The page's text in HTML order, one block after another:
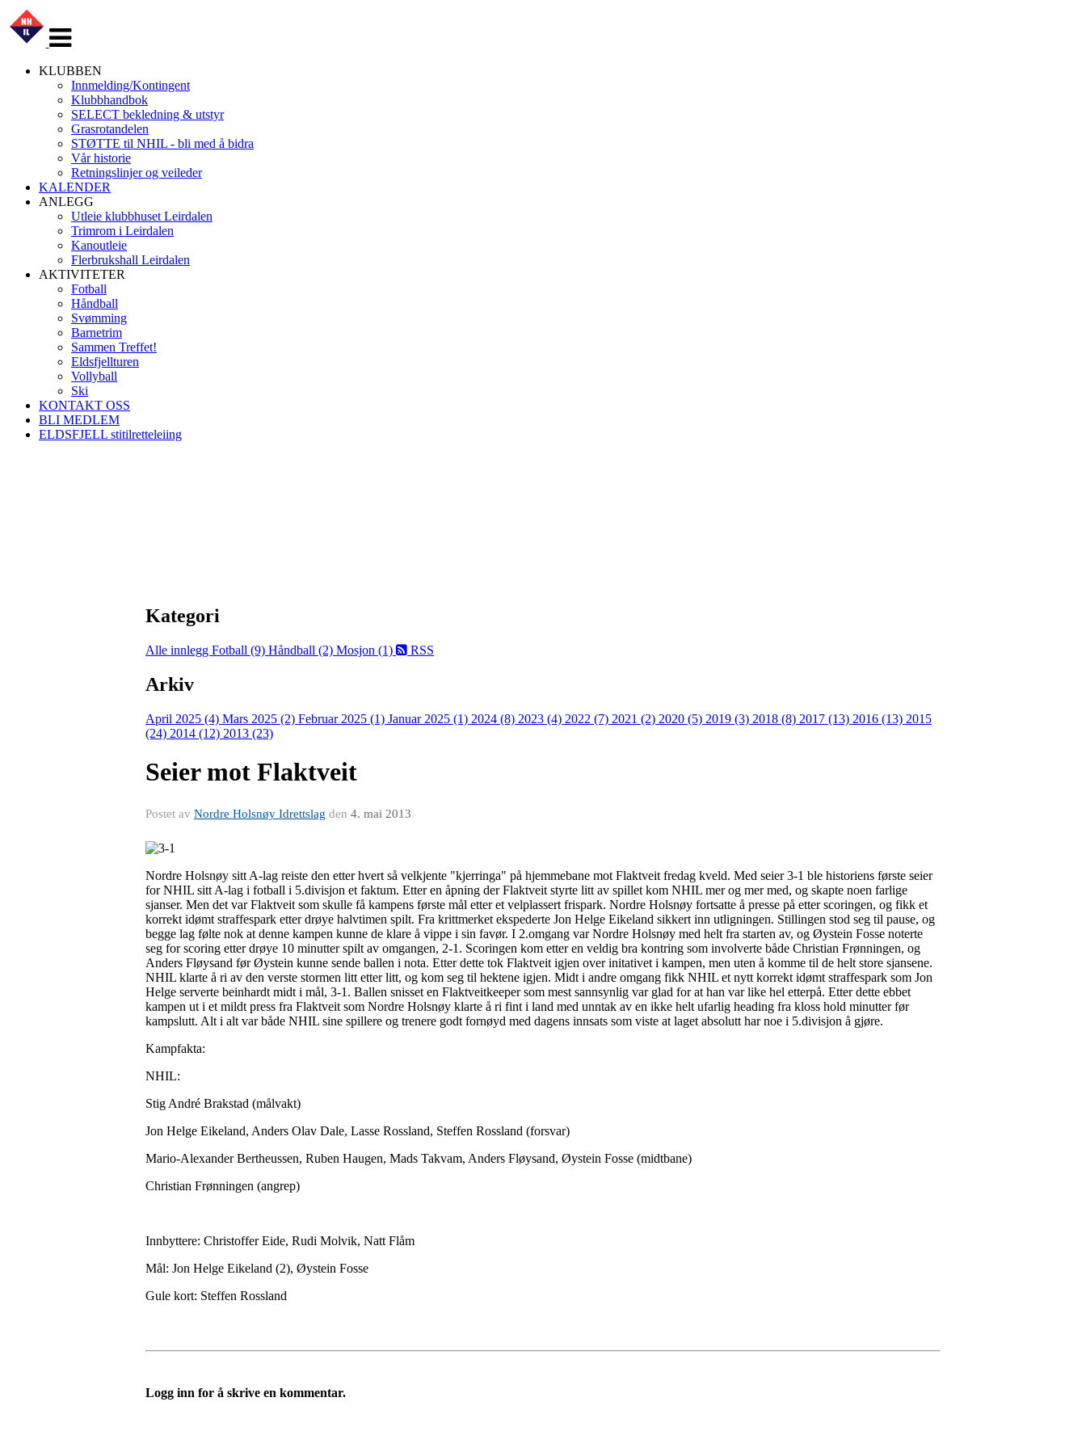
navigasjon
KLUBBEN
Innmelding/Kontingent
Klubbhandbok
SELECT bekledning & utstyr
Grasrotandelen
STØTTE til NHIL - bli med å bidra
Vår historie
Retningslinjer og veileder
KALENDER
ANLEGG
Utleie klubbhuset Leirdalen
Trimrom i Leirdalen
Kanoutleie
Flerbrukshall Leirdalen
AKTIVITETER
Fotball
Håndball
Svømming
Barnetrim
Sammen Treffet!
Eldsfjellturen
Vollyball
Ski
KONTAKT OSS
BLI MEDLEM
ELDSFJELL stitilretteleiing
Kategori
Alle innlegg Fotball (9) Håndball (2) Mosjon (1) RSS
Arkiv
April 2025 (4) Mars 2025 (2) Februar 2025 (1) Januar 2025 (1) 2024 (8) 2023 (4) 2022 (7) 2021 (2) 2020 (5) 2019 (3) 2018 (8) 2017 (13) 2016 (13) 2015
(24) 2014 (12) 2013 (23)
Seier mot Flaktveit
Postet av Nordre Holsnøy Idrettslag den 4. mai 2013
Nordre Holsnøy sitt A-lag reiste den etter hvert så velkjente "kjerringa" på hjemmebane mot Flaktveit fredag kveld. Med seier 3-1 ble historiens første seier
for NHIL sitt A-lag i fotball i 5.divisjon et faktum. Etter en åpning der Flaktveit styrte litt av spillet kom NHIL mer og mer med, og skapte noen farlige
sjanser. Men det var Flaktveit som skulle få kampens første mål etter et velplassert frispark. Nordre Holsnøy fortsatte å presse på etter scoringen, og fikk et
korrekt idømt straffespark etter drøye halvtimen spilt. Fra krittmerket ekspederte Jon Helge Eikeland sikkert inn utligningen. Stillingen stod seg til pause, og
begge lag følte nok at denne kampen kunne de klare å vippe i sin favør. I 2.omgang var Nordre Holsnøy med helt fra starten av, og Øystein Fosse noterte
seg for scoring etter drøye 10 minutter spilt av omgangen, 2-1. Scoringen kom etter en veldig bra kontring som involverte både Christian Frønningen, og
Anders Fløysand før Øystein kunne sende ballen i nota. Etter dette tok Flaktveit igjen over initativet i kampen, men uten å komme til de helt store sjansene.
NHIL klarte å ri av den verste stormen litt etter litt, og kom seg til hektene igjen. Midt i andre omgang fikk NHIL et nytt korrekt idømt straffespark som Jon
Helge serverte beinhardt midt i mål, 3-1. Ballen snisset en Flaktveitkeeper som mest sannsynlig var glad for at han var like hel etterpå. Etter dette ebbet
kampen ut i et mildt press fra Flaktveit som Nordre Holsnøy klarte å ri fint i land med unntak av en ikke helt ufarlig heading fra kloss hold minutter før
kampslutt. Alt i alt var både NHIL sine spillere og trenere godt fornøyd med dagens innsats som viste at laget absolutt har noe i 5.divisjon å gjøre.
Kampfakta:
NHIL:
Stig André Brakstad (målvakt)
Jon Helge Eikeland, Anders Olav Dale, Lasse Rossland, Steffen Rossland (forsvar)
Mario-Alexander Bertheussen, Ruben Haugen, Mads Takvam, Anders Fløysand, Øystein Fosse (midtbane)
Christian Frønningen (angrep)
Innbyttere: Christoffer Eide, Rudi Molvik, Natt Flåm
Mål: Jon Helge Eikeland (2), Øystein Fosse
Gule kort: Steffen Rossland
Logg inn for å skrive en kommentar.